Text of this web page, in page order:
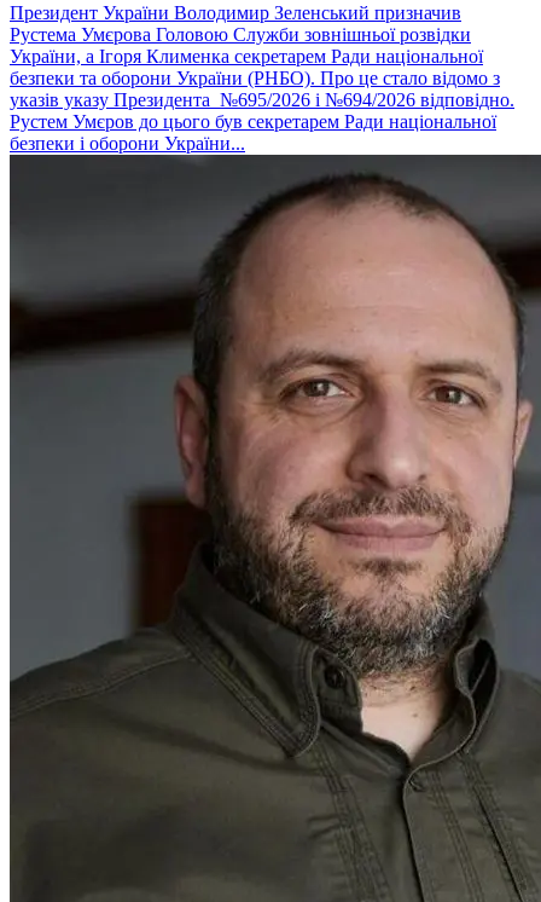
Президент України Володимир Зеленський призначив
Рустема Умєрова Головою Служби зовнішньої розвідки
України, а Ігоря Клименка секретарем Ради національної
безпеки та оборони України (РНБО). Про це стало відомо з
указів указу Президента №695/2026 і №694/2026 відповідно.
Рустем Умєров до цього був секретарем Ради національної
безпеки і оборони України...